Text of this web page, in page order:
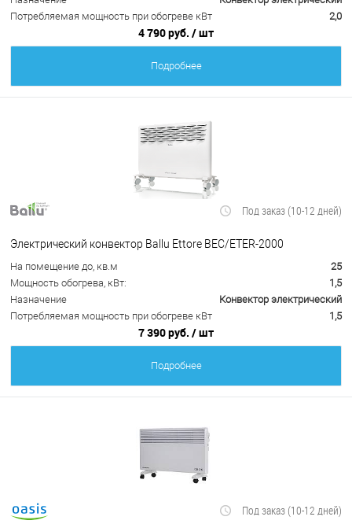
Потребляемая мощность при обогреве кВт
2,0
4 790 руб. / шт
Подробнее
Под заказ (10-12 дней)
Электрический конвектор Ballu Ettore BEC/ETER-2000
На помещение до, кв.м
25
Мощность обогрева, кВт:
1,5
Назначение
Конвектор электрический
Потребляемая мощность при обогреве кВт
1,5
7 390 руб. / шт
Подробнее
Под заказ (10-12 дней)